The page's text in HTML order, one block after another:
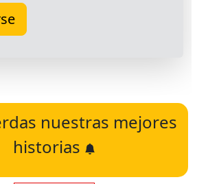
nuestras mejores
historias